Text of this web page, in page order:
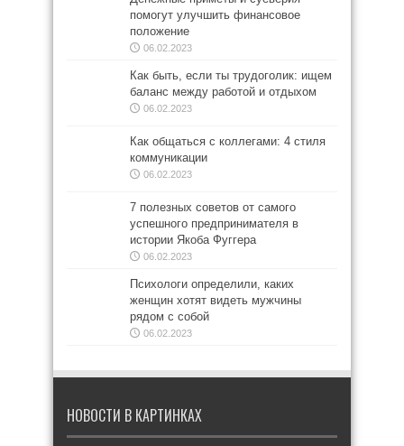
помогут улучшить финансовое
положение
06.02.2023
Как быть, если ты трудоголик: ищем
баланс между работой и отдыхом
06.02.2023
Как общаться с коллегами: 4 стиля
коммуникации
06.02.2023
7 полезных советов от самого
успешного предпринимателя в
истории Якоба Фуггера
06.02.2023
Психологи определили, каких
женщин хотят видеть мужчины
рядом с собой
06.02.2023
НОВОСТИ В КАРТИНКАХ